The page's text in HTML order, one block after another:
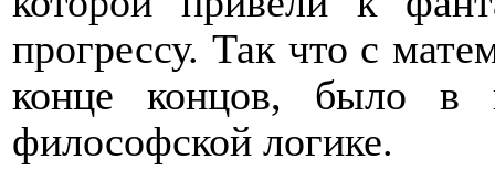
прогрессу. Так что с
конце концов, было в
философской логике.